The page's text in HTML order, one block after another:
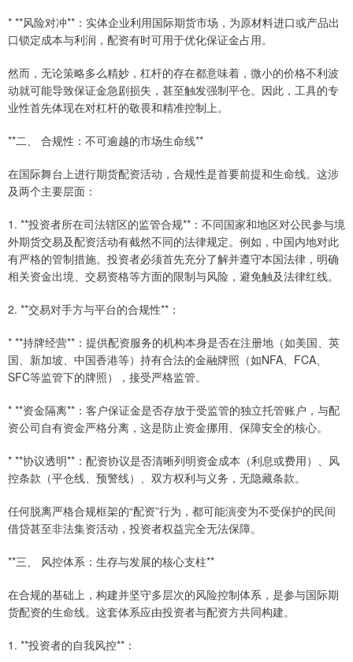
* **风险对冲**：实体企业利用国际期货市场，为原材料进口或产品出
口锁定成本与利润，配资有时可用于优化保证金占用。
然而，无论策略多么精妙，杠杆的存在都意味着，微小的价格不利波
动就可能导致保证金急剧损失，甚至触发强制平仓。因此，工具的专
业性首先体现在对杠杆的敬畏和精准控制上。
**二、 合规性：不可逾越的市场生命线**
在国际舞台上进行期货配资活动，合规性是首要前提和生命线。这涉
及两个主要层面：
1. **投资者所在司法辖区的监管合规**：不同国家和地区对公民参与境
外期货交易及配资活动有截然不同的法律规定。例如，中国内地对此
有严格的管制措施。投资者必须首先充分了解并遵守本国法律，明确
相关资金出境、交易资格等方面的限制与风险，避免触及法律红线。
2. **交易对手方与平台的合规性**：
* **持牌经营**：提供配资服务的机构本身是否在注册地（如美国、英
国、新加坡、中国香港等）持有合法的金融牌照（如NFA、FCA、
SFC等监管下的牌照），接受严格监管。
* **资金隔离**：客户保证金是否存放于受监管的独立托管账户，与配
资公司自有资金严格分离，这是防止资金挪用、保障安全的核心。
* **协议透明**：配资协议是否清晰列明资金成本（利息或费用）、风
控条款（平仓线、预警线）、双方权利与义务，无隐藏条款。
任何脱离严格合规框架的“配资”行为，都可能演变为不受保护的民间
借贷甚至非法集资活动，投资者权益完全无法保障。
**三、 风控体系：生存与发展的核心支柱**
在合规的基础上，构建并坚守多层次的风险控制体系，是参与国际期
货配资的生命线。这套体系应由投资者与配资方共同构建。
1. **投资者的自我风控**：